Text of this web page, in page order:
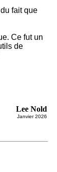
fait que
Ce fut un
de
Lee Nold
Janvier 2026